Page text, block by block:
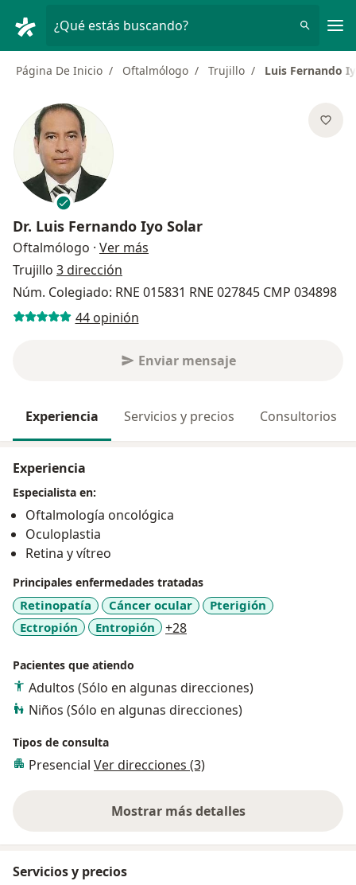
¿Qué estás buscando?
Página De Inicio Oftalmólogo Trujillo Luis Fernando
Dr. Luis Fernando Iyo Solar
Oftalmólogo · Ver más
Trujillo 3 dirección
Núm. Colegiado: RNE 015831 RNE 027845 CMP 034898
44 opinión
Enviar mensaje
Experiencia Servicios y precios Consultorios
Experiencia
Especialista en:
Oftalmología oncológica
Oculoplastia
Retina y vítreo
Principales enfermedades tratadas
Retinopatía Cáncer ocular
Pterigión
Ectropión
Entropión +28a11y_sr_more_diseases
Pacientes que atiendo
Adultos (Sólo en algunas direcciones)
Niños (Sólo en algunas direcciones)
Tipos de consulta
Presencial Ver direcciones (3)
Mostrar más detalles
sobre la experiencia
Servicios y precios